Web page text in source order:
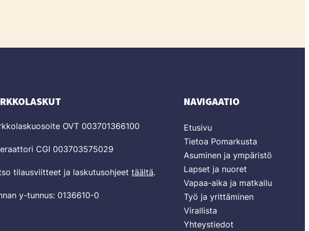
OVT 003701366100
CGI 003703575029
tilausviitteet ja laskutusohjeet täältä.
y-tunnus: 0136610-0
NAVIGAATIO
Etusivu
Tietoa Pomarkusta
Asuminen ja ympäristö
Lapset ja nuoret
Vapaa-aika ja matkailu
Työ ja yrittäminen
Virallista
Yhteystiedot